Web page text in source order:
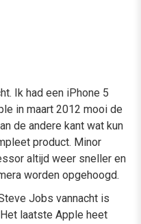
Ik had een iPhone 5
in maart 2012 mooi de
de andere kant wat kun
product. Minor
altijd weer sneller en
worden opgehoogd.
Jobs vannacht is
laatste Apple heet